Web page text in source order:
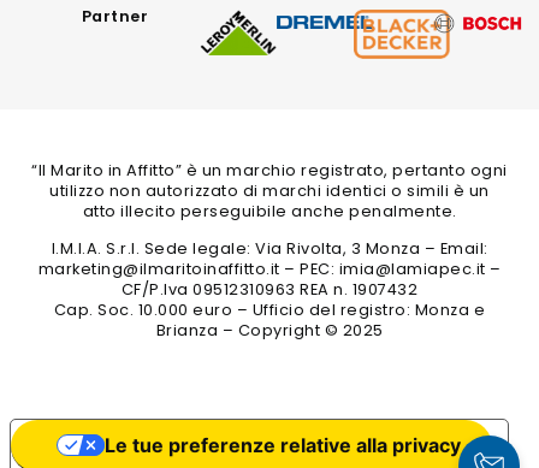
Partner
“Il Marito in Affitto” è un marchio registrato, pertanto ogni
utilizzo non autorizzato di marchi identici o simili è un
atto illecito perseguibile anche penalmente.
I.M.I.A. S.r.l. Sede legale: Via Rivolta, 3 Monza – Email:
marketing@ilmaritoinaffitto.it – PEC: imia@lamiapec.it –
CF/P.Iva 09512310963 REA n. 1907432
Cap. Soc. 10.000 euro – Ufficio del registro: Monza e
Brianza – Copyright © 2025
Le tue preferenze relative alla privacy